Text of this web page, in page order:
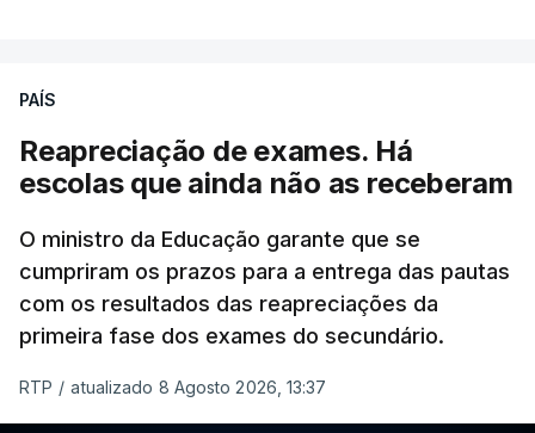
PAÍS
Reapreciação de exames. Há
escolas que ainda não as receberam
O ministro da Educação garante que se
cumpriram os prazos para a entrega das pautas
com os resultados das reapreciações da
primeira fase dos exames do secundário.
RTP / atualizado 8 Agosto 2026, 13:37